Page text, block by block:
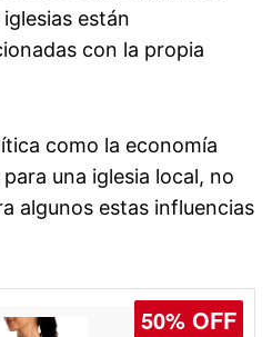
están
con la propia
como la economía
una iglesia local, no
algunos estas influencias
50% OFF
50% OFF